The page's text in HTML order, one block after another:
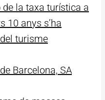
de la taxa turística a
10 anys s’ha
turisme
Barcelona, SA